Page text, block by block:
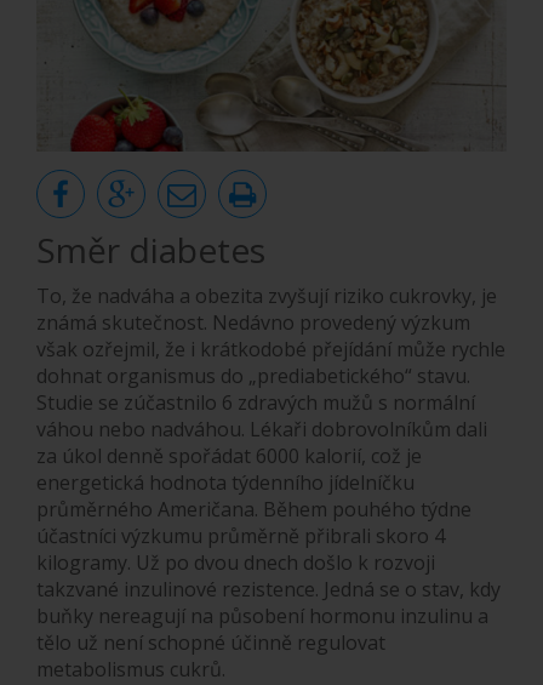
Směr diabetes
To, že nadváha a obezita zvyšují riziko cukrovky, je
známá skutečnost. Nedávno provedený výzkum
však ozřejmil, že i krátkodobé přejídání může rychle
dohnat organismus do „prediabetického“ stavu.
Studie se zúčastnilo 6 zdravých mužů s normální
váhou nebo nadváhou. Lékaři dobrovolníkům dali
za úkol denně spořádat 6000 kalorií, což je
energetická hodnota týdenního jídelníčku
průměrného Američana. Během pouhého týdne
účastníci výzkumu průměrně přibrali skoro 4
kilogramy. Už po dvou dnech došlo k rozvoji
takzvané inzulinové rezistence. Jedná se o stav, kdy
buňky nereagují na působení hormonu inzulinu a
tělo už není schopné účinně regulovat
metabolismus cukrů.